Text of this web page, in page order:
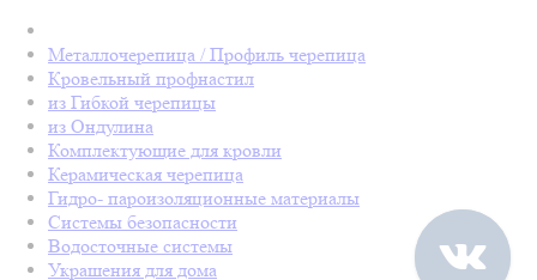
Металлочерепица / Профиль черепица
Кровельный профнастил
из Гибкой черепицы
из Ондулина
Комплектующие для кровли
Керамическая черепица
Гидро- пароизоляционные материалы
Системы безопасности
Водосточные системы
Украшения для дома